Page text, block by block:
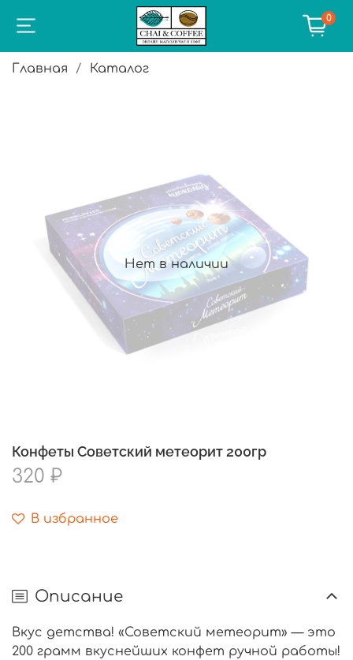
0
Главная Каталог
Нет в наличии
Конфеты Советский метеорит 200гр
320 ₽
В избранное
Описание
Вкус детства! «Советский метеорит» — это
200 грамм вкуснейших конфет ручной работы!